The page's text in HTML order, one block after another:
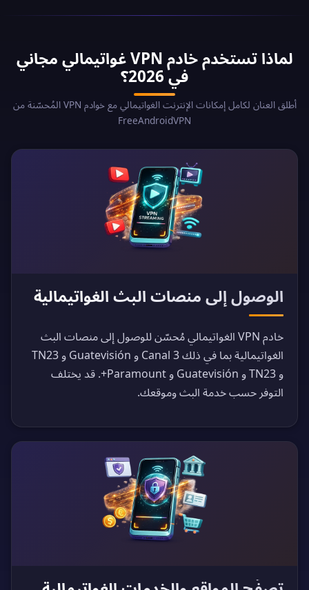
لماذا تستخدم خادم VPN غواتيمالي مجاني
في 2026؟
أطلق العنان لكامل إمكانات الإنترنت الغواتيمالي مع خوادم VPN المُحسّنة من
FreeAndroidVPN
الوصول إلى منصات البث الغواتيمالية
خادم VPN الغواتيمالي مُحسّن للوصول إلى منصات البث
الغواتيمالية بما في ذلك Canal 3 و Guatevisión و TN23
و TN23 و Guatevisión و Paramount+. قد يختلف
التوفر حسب خدمة البث وموقعك.